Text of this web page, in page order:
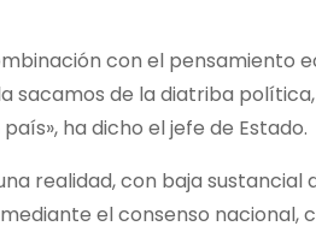
con el pensamiento
sacamos de la diatriba
ha dicho el jefe de Estado.
realidad, con baja sustancial
el consenso nacional,